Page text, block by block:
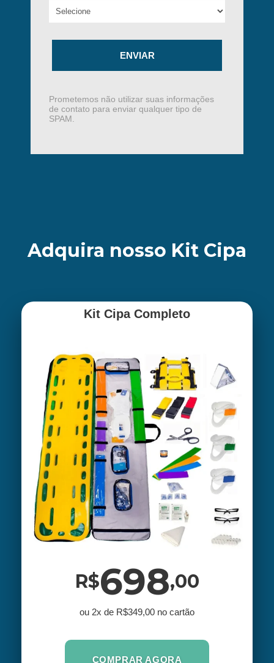
ENVIAR
Prometemos não utilizar suas informações
de contato para enviar qualquer tipo de
SPAM.
Adquira nosso Kit Cipa
Kit Cipa Completo
R$698,00
ou 2x de R$349,00 no cartão
COMPRAR AGORA